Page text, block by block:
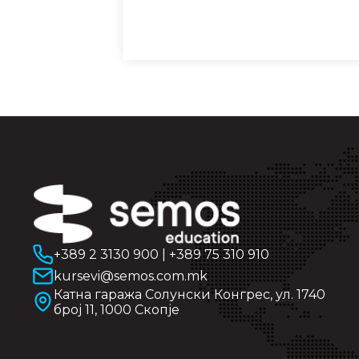
+389 2 3130 900
+389 75 310 910
kursevi@semos.com.mk
Катна гаража Солунски Конгрес, ул. 1740
број 11, 1000 Скопје